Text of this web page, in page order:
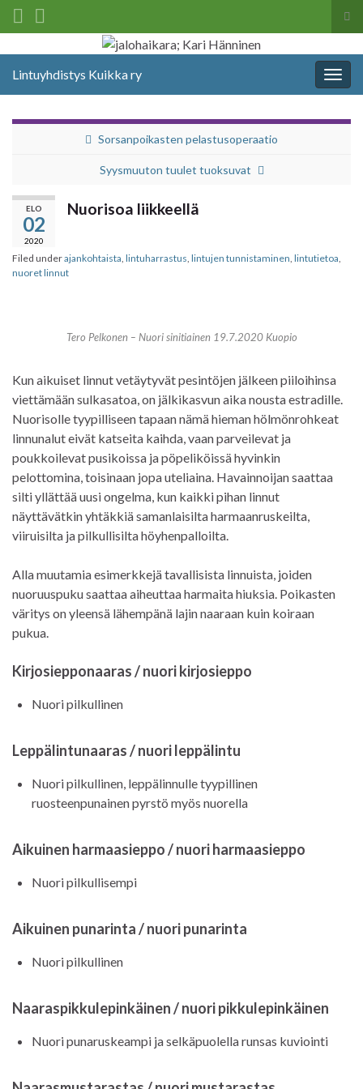
Search for:
Lintuyhdistys Kuikka ry
Sorsanpoikasten pelastusoperaatio
Syysmuuton tuulet tuoksuvat
ELO
02
2020
Nuorisoa liikkeellä
Filed underajankohtaista lintuharrastus lintujen tunnistaminen lintutietoa
nuoret linnut
Tero Pelkonen – Nuori sinitiainen 19.7.2020 Kuopio
Kun aikuiset linnut vetäytyvät pesintöjen jälkeen piiloihinsa
viettämään sulkasatoa, on jälkikasvun aika nousta estradille.
Nuorisolle tyypilliseen tapaan nämä hieman hölmönrohkeat
linnunalut eivät katseita kaihda, vaan parveilevat ja
poukkoilevat pusikoissa ja pöpeliköissä hyvinkin
pelottomina, toisinaan jopa uteliaina. Havainnoijan saattaa
silti yllättää uusi ongelma, kun kaikki pihan linnut
näyttävätkin yhtäkkiä samanlaisilta harmaanruskeilta,
viiruisilta ja pilkullisilta höyhenpalloilta.
Alla muutamia esimerkkejä tavallisista linnuista, joiden
nuoruuspuku saattaa aiheuttaa harmaita hiuksia. Poikasten
väritys on yleensä lähempänä lajin naaraan kuin koiraan
pukua.
Kirjosiepponaaras / nuori kirjosieppo
Nuori pilkullinen
Leppälintunaaras / nuori leppälintu
Nuori pilkullinen, leppälinnulle tyypillinen
ruosteenpunainen pyrstö myös nuorella
Aikuinen harmaasieppo / nuori harmaasieppo
Nuori pilkullisempi
Aikuinen punarinta / nuori punarinta
Nuori pilkullinen
Naaraspikkulepinkäinen / nuori pikkulepinkäinen
Nuori punaruskeampi ja selkäpuolella runsas kuviointi